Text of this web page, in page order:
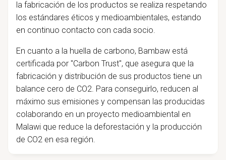
la fabricación de los productos se realiza respetando
los estándares éticos y medioambientales, estando
en continuo contacto con cada socio.
En cuanto a la huella de carbono, Bambaw está
certificada por "Carbon Trust", que asegura que la
fabricación y distribución de sus productos tiene un
balance cero de CO2. Para conseguirlo, reducen al
máximo sus emisiones y compensan las producidas
colaborando en un proyecto medioambiental en
Malawi que reduce la deforestación y la producción
de CO2 en esa región.